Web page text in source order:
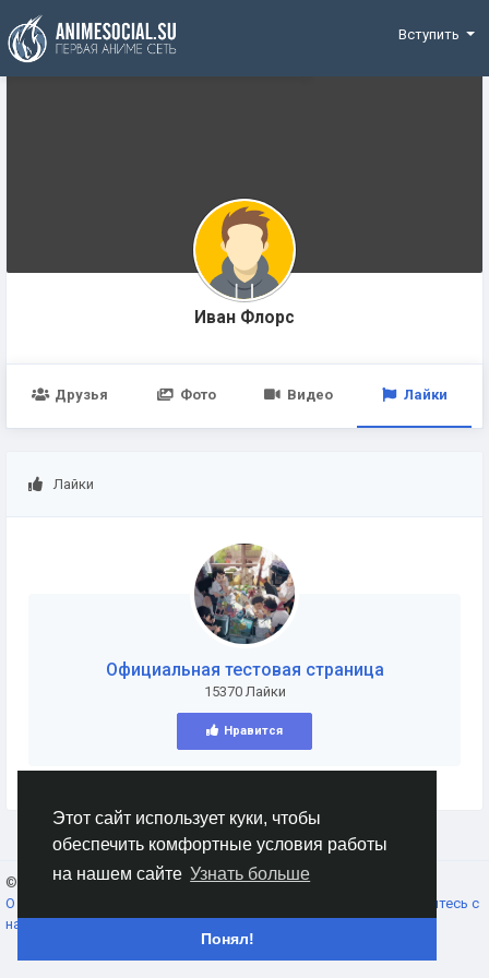
Этот сайт использует куки, чтобы
обеспечить комфортные условия работы
на нашем сайте Узнать больше
Понял!
Funding
Вступить
Иван Флорс
Друзья Фото Видео Лайки
Лайки
Официальная тестовая страница
15370 Лайки
Нравится
© 2026 AnimeSocial.SU - Первая аниме сеть!
О нас
Свяжитесь с
нами